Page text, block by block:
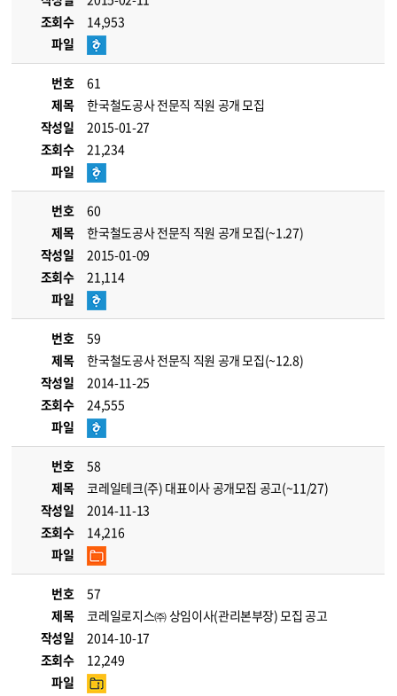
조회수
14,953
파일
번호
61
제목
한국철도공사 전문직 직원 공개 모집
작성일
2015-01-27
조회수
21,234
파일
번호
60
제목
한국철도공사 전문직 직원 공개 모집(~1.27)
작성일
2015-01-09
조회수
21,114
파일
번호
59
제목
한국철도공사 전문직 직원 공개 모집(~12.8)
작성일
2014-11-25
조회수
24,555
파일
번호
58
제목
코레일테크(주) 대표이사 공개모집 공고(~11/27)
작성일
2014-11-13
조회수
14,216
파일
번호
57
제목
코레일로지스㈜ 상임이사(관리본부장) 모집 공고
작성일
2014-10-17
조회수
12,249
파일